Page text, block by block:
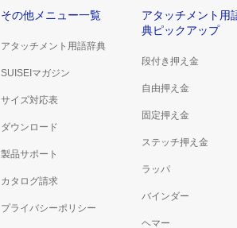
その他メニュー一覧
アタッチメント用語辞典
SUISEIマガジン
サイズ対応表
ダウンロード
製品サポート
カタログ請求
プライバシーポリシー
アタッチメント用
典ピックアップ
段付き押え金
自由押え金
固定押え金
ステッチ押え金
ラッパ
バインダー
ヘマー